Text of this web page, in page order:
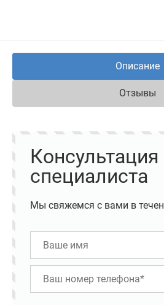
Описание
Отзывы
Консультация
специалиста
Мы свяжемся с вами в